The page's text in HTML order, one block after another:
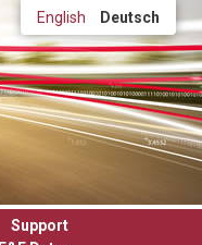
English Deutsch
Support